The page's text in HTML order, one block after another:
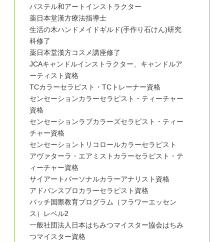
パステル和アートインストラクター
薬日本堂漢方療法指導士
生活の木ハンドメイドギルド(手作り石けん)研究
科修了
薬日本堂漢方コスメ講座修了
JCAキャンドルインストラクター、キャンドルア
ーティスト資格
TCカラーセラピスト・TCトレーナー資格
センセーションカラーセラピスト・ティーチャー
資格
センセーションラブカラーズセラピスト・ティー
チャー資格
センセーショントリコロールカラーセラピスト
アヴァターラ・エアミストカラーセラピスト・テ
ィーチャー資格
サイアートパーソナルカラーアナリスト資格
アドバンスプロカラーセラピスト資格
バッチ国際教育プログラム（フラワーエッセン
ス）レベル2
一般社団法人日本はちみつマイスター協会はちみ
つマイスター資格